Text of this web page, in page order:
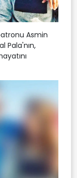
Asmin
Pala'nın,